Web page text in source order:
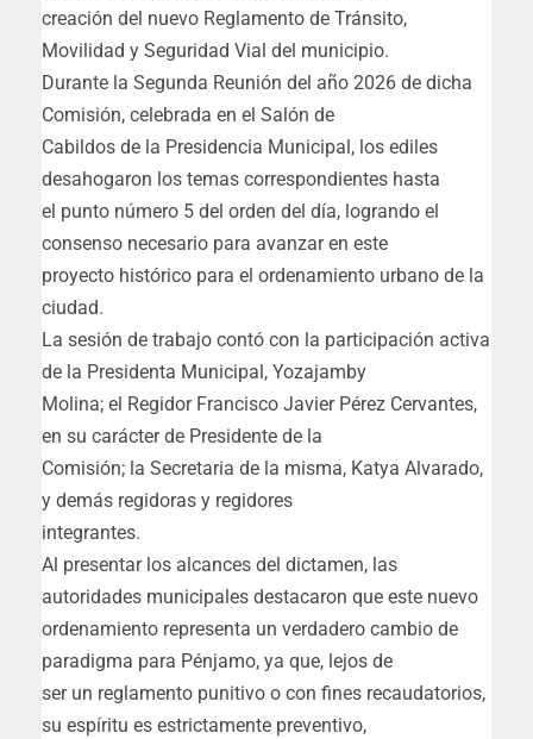
creación del nuevo Reglamento de Tránsito,
Movilidad y Seguridad Vial del municipio.
Durante la Segunda Reunión del año 2026 de dicha
Comisión, celebrada en el Salón de
Cabildos de la Presidencia Municipal, los ediles
desahogaron los temas correspondientes hasta
el punto número 5 del orden del día, logrando el
consenso necesario para avanzar en este
proyecto histórico para el ordenamiento urbano de la
ciudad.
La sesión de trabajo contó con la participación activa
de la Presidenta Municipal, Yozajamby
Molina; el Regidor Francisco Javier Pérez Cervantes,
en su carácter de Presidente de la
Comisión; la Secretaria de la misma, Katya Alvarado,
y demás regidoras y regidores
integrantes.
Al presentar los alcances del dictamen, las
autoridades municipales destacaron que este nuevo
ordenamiento representa un verdadero cambio de
paradigma para Pénjamo, ya que, lejos de
ser un reglamento punitivo o con fines recaudatorios,
su espíritu es estrictamente preventivo,